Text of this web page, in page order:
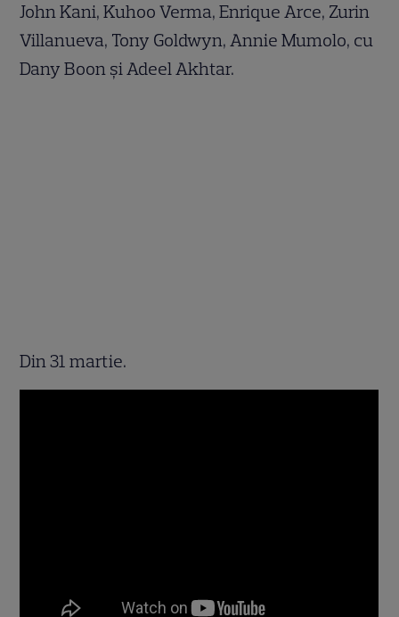
John Kani, Kuhoo Verma, Enrique Arce, Zurin
Villanueva, Tony Goldwyn, Annie Mumolo, cu
Dany Boon și Adeel Akhtar.
Din 31 martie.